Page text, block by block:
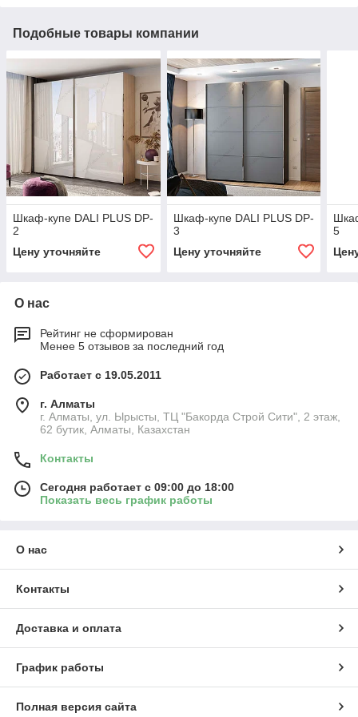
Подобные товары компании
Шкаф-купе DALI PLUS DP-
2
Цену уточняйте
Шкаф-купе DALI PLUS DP-
3
Цену уточняйте
5
О нас
Рейтинг не сформирован
Менее 5 отзывов за последний год
Работает с 19.05.2011
г. Алматы
г. Алматы, ул. Ырысты, ТЦ "Бакорда Строй Сити", 2 этаж,
62 бутик, Алматы, Казахстан
Контакты
Сегодня работает с 09:00 до 18:00
Показать весь график работы
О нас
Контакты
Доставка и оплата
График работы
Полная версия сайта